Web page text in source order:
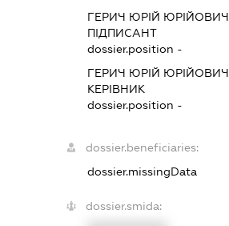
ГЕРИЧ ЮРІЙ ЮРІЙОВИЧ
ПІДПИСАНТ
dossier.position -
ГЕРИЧ ЮРІЙ ЮРІЙОВИЧ
КЕРІВНИК
dossier.position -
dossier.beneficiaries:
dossier.missingData
dossier.smida: